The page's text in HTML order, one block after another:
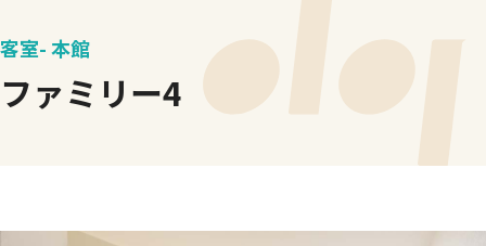
客室- 本館
ファミリー4